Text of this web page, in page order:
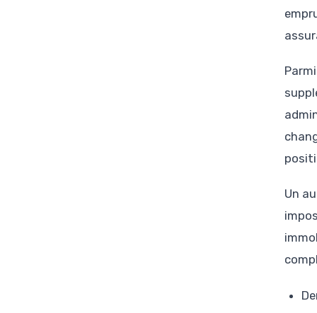
Un